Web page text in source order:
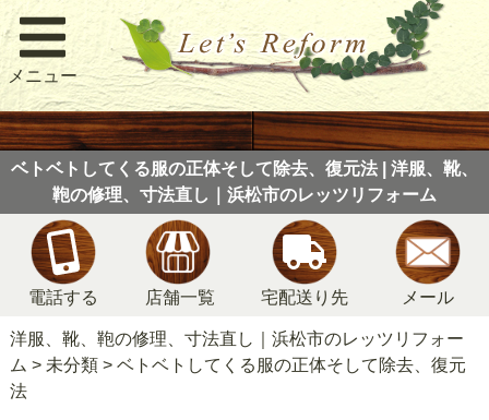
メニュー
ベトベトしてくる服の正体そして除去、復元法 | 洋服、靴、
鞄の修理、寸法直し｜浜松市のレッツリフォーム
電話する 店舗一覧 宅配送り先 メール
洋服、靴、鞄の修理、寸法直し｜浜松市のレッツリフォー
ム > 未分類> ベトベトしてくる服の正体そして除去、復元
法